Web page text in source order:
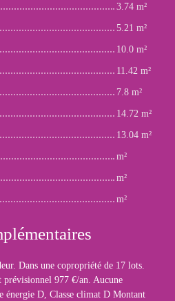
3.74 m²
5.21 m²
10.0 m²
11.42 m²
7.8 m²
14.72 m²
13.04 m²
m²
m²
m²
Dans une copropriété de 17 lots.
prévisionnel 977 €/an. Aucune
énergie D, Classe climat D Montant